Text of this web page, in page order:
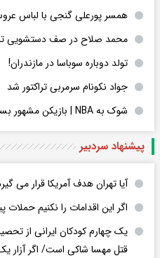
همسر پورعلی گنجی با لباس
محمد صلاح در صف دستشویی
تولد دوباره سوباسا در مازندران!
جواد نکونام سرمربی تراکتور شد
شوک به NBA | بازیکن مشهور بسکتبال اوردوز کرد!
پیشنهاد سردبیر
آیا تهران هدف آمریکا قرار می
اگر این اقدامات را نکنیم
یک چهارم کودکان ایرانی از
قتل مهسا شاکی است/ اگر آزار